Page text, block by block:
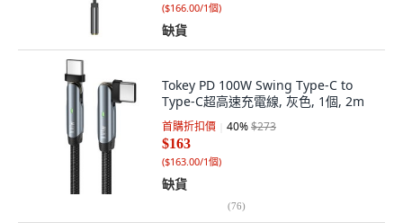
($166.00/1個)
缺貨
Tokey PD 100W Swing Type-C to
Type-C超高速充電線, 灰色, 1個, 2m
首購折扣價 40%$273
$163
($163.00/1個)
缺貨
(76)